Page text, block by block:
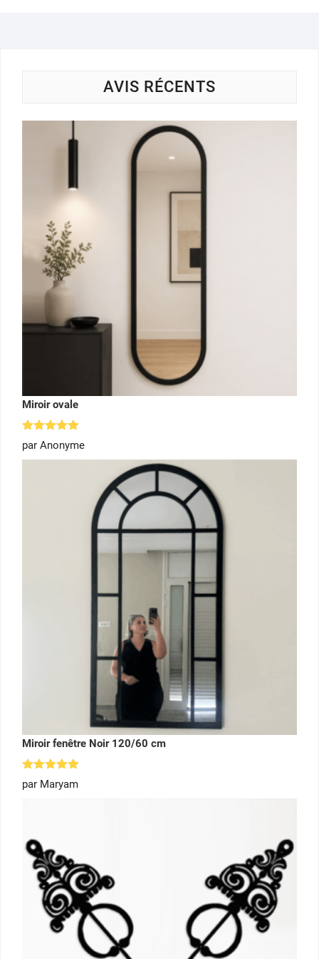
AVIS RÉCENTS
Miroir ovale
Note
sur 5
par Anonyme
Miroir fenêtre Noir 120/60 cm
Note
sur 5
par Maryam